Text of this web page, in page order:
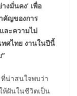
งมั่นคง’ เพือ
คัญของการ
ละความไม่
ศไทย งานในปีนี้
น่าสนใจพบว่า
ห้ฝันในชีวิตเป็น